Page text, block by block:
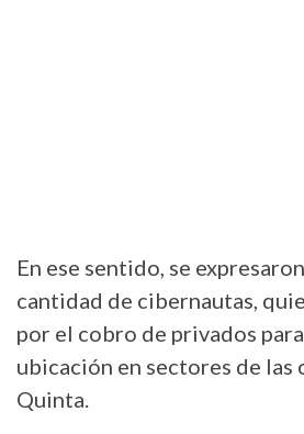
En ese sentido, se
cantidad de cibernautas,
por el cobro de privados
ubicación en sectores de las
Quinta.